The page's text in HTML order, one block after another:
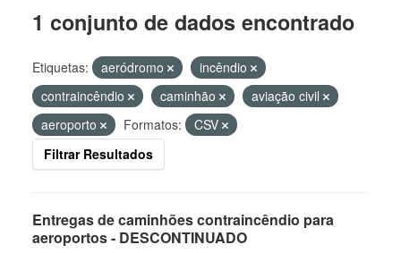
1 conjunto de dados encontrado
Etiquetas: aeródromo
incêndio
contraincêndio
caminhão
aviação civil
aeroporto
Formatos:
CSV
Filtrar Resultados
Entregas de caminhões contraincêndio para
aeroportos - DESCONTINUADO